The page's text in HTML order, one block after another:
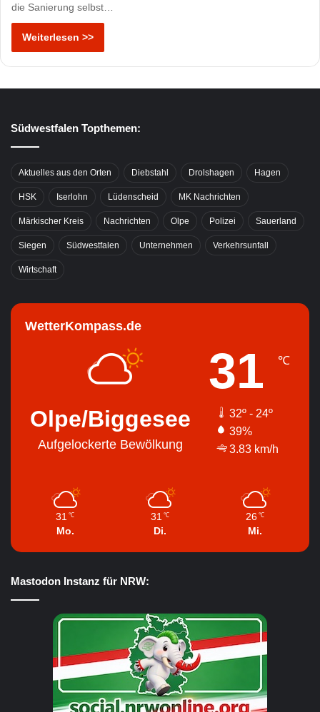
die Sanierung selbst…
Weiterlesen >>
Südwestfalen Topthemen:
Aktuelles aus den Orten Diebstahl Drolshagen Hagen
HSK Iserlohn Lüdenscheid MK Nachrichten
Märkischer Kreis Nachrichten Olpe Polizei Sauerland
Siegen Südwestfalen Unternehmen Verkehrsunfall
Wirtschaft
WetterKompass.de
Olpe/Biggesee
Aufgelockerte Bewölkung
31 ℃
32º - 24º
39%
3.83 km/h
31 ℃
Mo.
31 ℃
Di.
26 ℃
Mi.
Mastodon Instanz für NRW: